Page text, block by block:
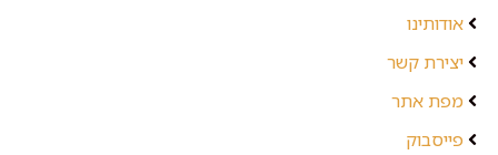
אודותינו
יצירת קשר
מפת אתר
פייסבוק